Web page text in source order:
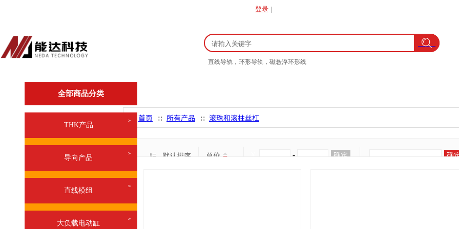
登录 |
直线导轨，环形导轨，磁悬浮环形线
搜 索
全部商品分类
THK产品
>
导向产品
>
直线模组
>
大负载电动缸
>
首页 ∷ 所有产品 ∷ 滚珠和滚柱丝杠
默认排序 总价 - 确定 确